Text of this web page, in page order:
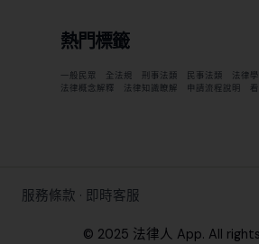
熱門標籤
一般民眾 全法規 刑事法類 民事法類
法律
法律概念解釋
法律知識瞭解 申請流程說明
服務條款 · 即時客服
© 2025 法律人 App. All